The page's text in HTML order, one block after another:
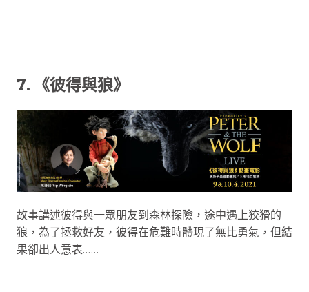
7. 《彼得與狼》
故事講述彼得與一眾朋友到森林探險，途中遇上狡猾的
狼，為了拯救好友，彼得在危難時體現了無比勇氣，但結
果卻出人意表……